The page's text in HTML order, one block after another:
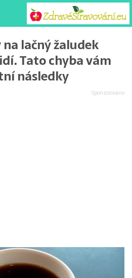
lačný žaludek
Tato chyba vám
následky